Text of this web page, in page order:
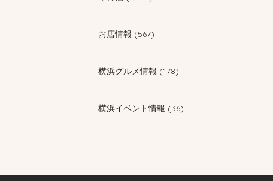
お店情報 (567)
横浜グルメ情報 (178)
横浜イベント情報 (36)